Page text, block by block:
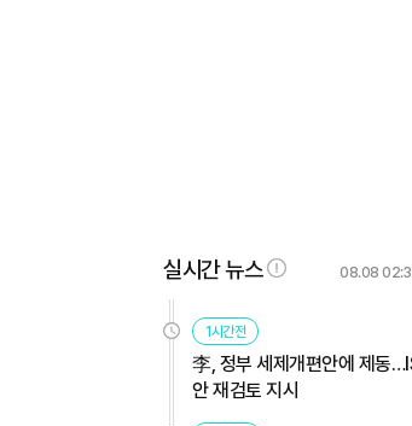
실시간 뉴스 08.08
1시간전
李, 정부 세제개편안에 제동
안 재검토 지시